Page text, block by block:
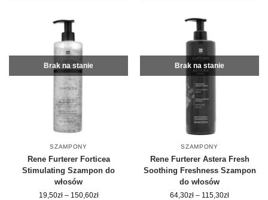
Brak na stanie
SZAMPONY
Rene Furterer Forticea
Stimulating Szampon do
włosów
19,50zł – 150,60zł
Brak na stanie
SZAMPONY
Rene Furterer Astera Fresh
Soothing Freshness Szampon
do włosów
64,30zł – 115,30zł